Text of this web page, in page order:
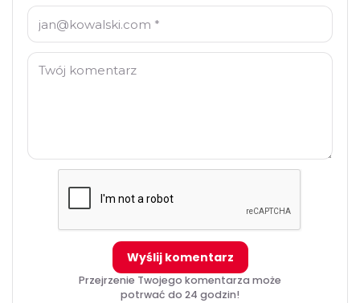
E-mail: *
Komentarz: *
Wyślij komentarz
Przejrzenie Twojego komentarza może
potrwać do 24 godzin!